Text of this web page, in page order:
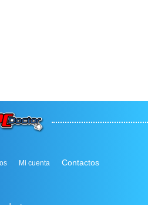
Mi cuenta Contactos